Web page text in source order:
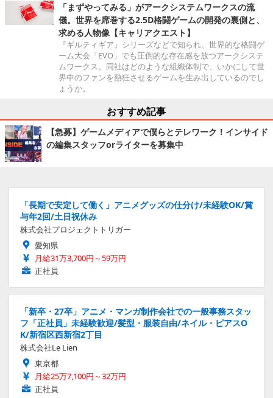
「まずやってみる」がアークシステムワークスの流
儀。世界を席巻する2.5D格闘ゲームの開発の裏側と、
求める人物像【キャリアクエスト】
『ギルティギア』シリーズなどで知られ、世界的な格闘ゲ
ーム大会「EVO」でも圧倒的な存在感を放つアークシステ
ムワークス。同社はどのような組織体制で、いかにして世
界中のファンを熱狂させるゲームを生み出しているのでし
ょうか。
おすすめ記事
【急募】ゲームメディアで僕らとテレワーク！インサイド
の編集スタッフorライターを募集中
「長期で安定して働く」アニメグッズの仕分け/未経験OK/賞
与年2回/土日祝休み
株式会社プロジェクトトリガー
愛知県
月給31万3,700円～59万円
正社員
「新卒・27卒」アニメ・マンガ制作会社での一般事務スタッ
フ「正社員」未経験歓迎/髪型・服装自由/ネイル・ピアスO
K/新宿区西新宿2丁目
株式会社Le Lien
東京都
月給25万7,100円～32万円
正社員